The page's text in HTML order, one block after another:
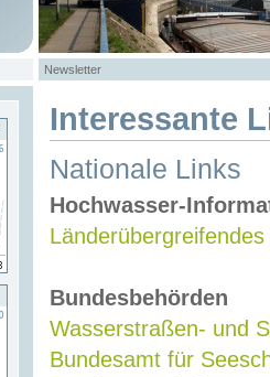
Newsletter
Interessante
Nationale Links
Hochwasser-
Bundesbehörden
Wasserstraßen- und
Bundesamt für